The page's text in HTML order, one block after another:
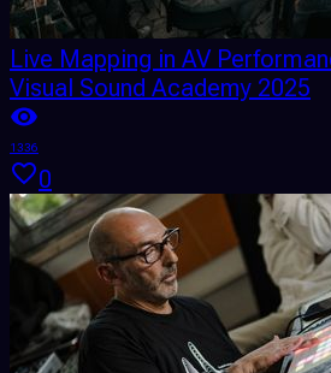
Live Mapping in AV
Visual Sound Academy 2025
1336
0